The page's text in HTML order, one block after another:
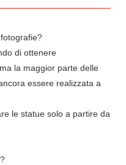
di ottenere
la maggior parte delle
essere realizzata a
le statue solo a partire da